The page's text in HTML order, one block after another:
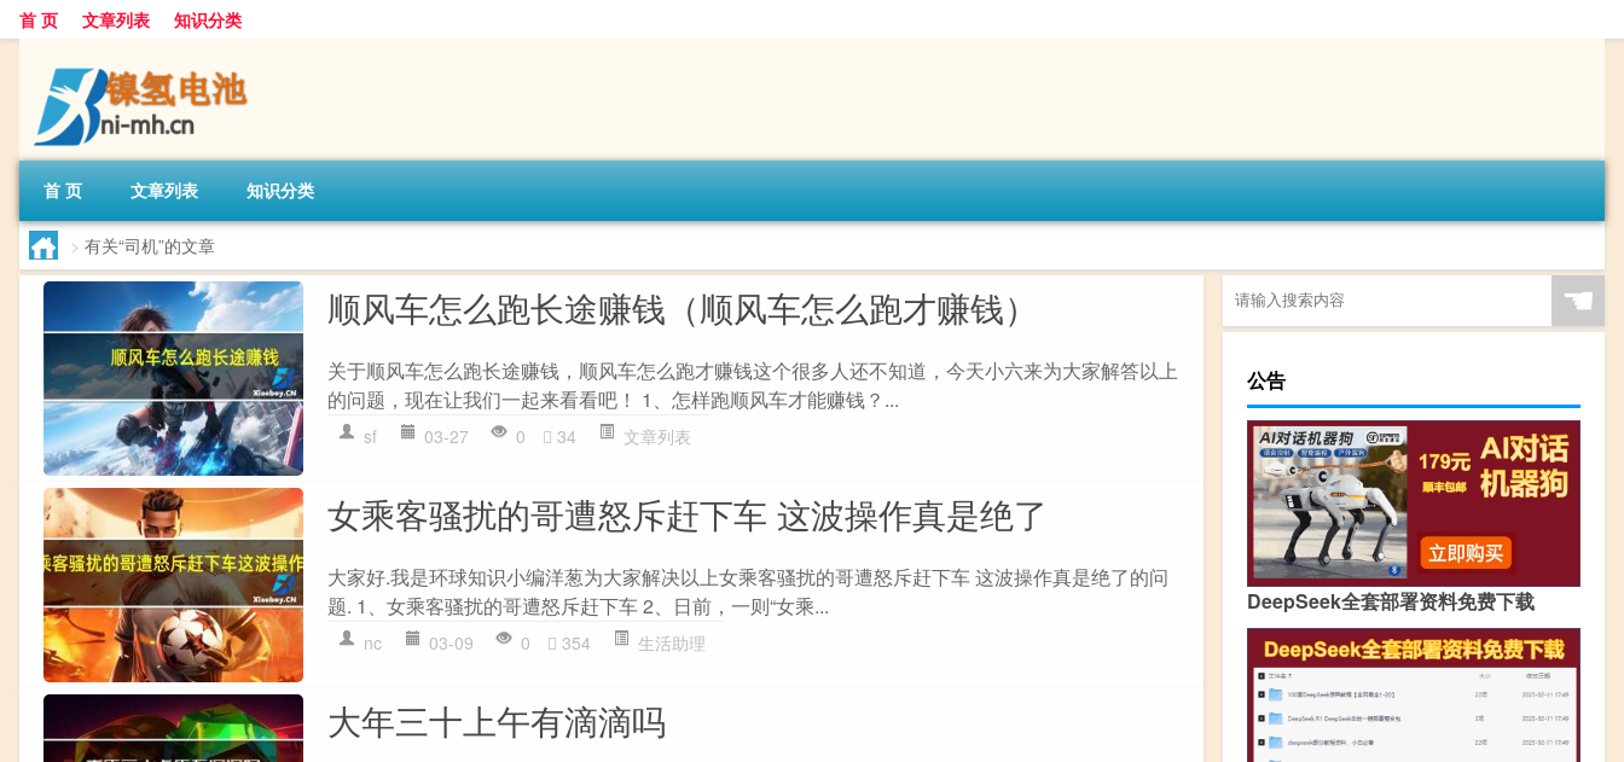
首 页 文章列表 知识分类
首 页 文章列表 知识分类
> 有关“司机”的文章
顺风车怎么跑长途赚钱（顺风车怎么跑才赚钱）
关于顺风车怎么跑长途赚钱，顺风车怎么跑才赚钱这个很多人还不知道，今天小六来为大家解答以上
的问题，现在让我们一起来看看吧！ 1、怎样跑顺风车才能赚钱？...
sf 03-27 0 34 文章列表
女乘客骚扰的哥遭怒斥赶下车 这波操作真是绝了
大家好.我是环球知识小编洋葱为大家解决以上女乘客骚扰的哥遭怒斥赶下车 这波操作真是绝了的问
题. 1、女乘客骚扰的哥遭怒斥赶下车 2、日前，一则“女乘...
nc 03-09 0 354 生活助理
大年三十上午有滴滴吗
☚
公告
DeepSeek全套部署资料免费下载